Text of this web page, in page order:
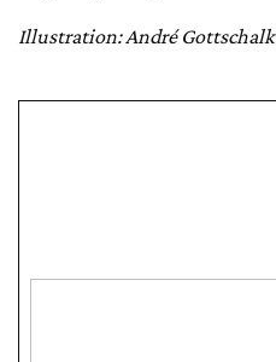
Illustration: André Gottschalk